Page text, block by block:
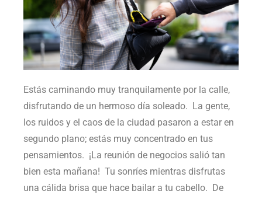
Estás caminando muy tranquilamente por la calle,
disfrutando de un hermoso día soleado. La gente,
los ruidos y el caos de la ciudad pasaron a estar en
segundo plano; estás muy concentrado en tus
pensamientos. ¡La reunión de negocios salió tan
bien esta mañana! Tu sonríes mientras disfrutas
una cálida brisa que hace bailar a tu cabello. De